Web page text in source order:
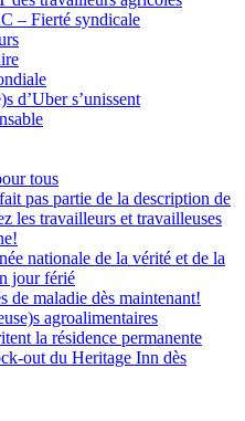
– Fierté syndicale
d’Uber s’unissent
tous
pas partie de la description de
les travailleurs et travailleuses
nationale de la vérité et de la
jour férié
de maladie dès maintenant!
agroalimentaires
la résidence permanente
out du Heritage Inn dès